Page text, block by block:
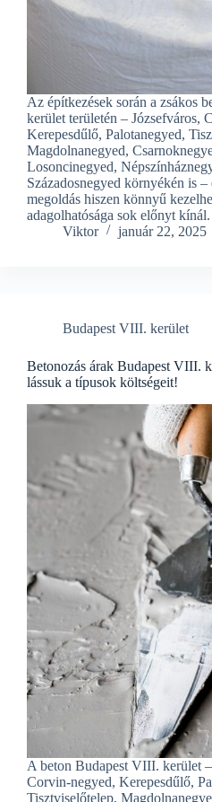
Az építkezések során a zsákos
kerület területén – Józsefváros,
Kerepesdűlő, Palotanegyed,
Magdolnanegyed,
Losoncinegyed,
Századosnegyed környékén is –
megoldás hiszen könnyű
adagolhatósága sok előnyt
Viktor
január 22, 2025
Budapest VIII. kerület
Betonozás árak Budapest VIII.
lássuk a típusok költségeit!
A beton Budapest VIII. kerület
Corvin-negyed, Kerepesdűlő,
Tisztviselőtelep,